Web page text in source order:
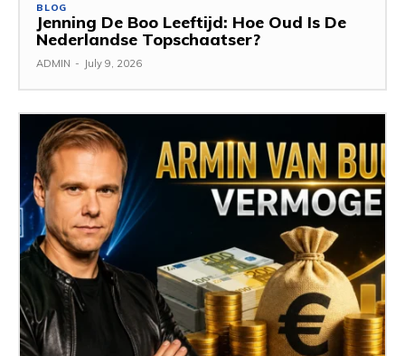
BLOG
Jenning De Boo Leeftijd: Hoe Oud Is De
Nederlandse Topschaatser?
ADMIN - July 9, 2026